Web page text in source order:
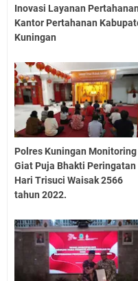
Inovasi Layanan Pertahanan
Kantor Pertahanan
Kuningan
Polres Kuningan Monitoring
Giat Puja Bhakti Peringatan
Hari Trisuci Waisak 2566
tahun 2022.